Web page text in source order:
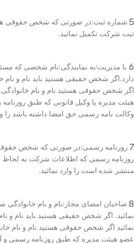
5 شماره ثبت:در صورتی که شخص حقوقی
ثبت شرکت تکمیل نمائید.
6 با مدیریت/به نمایندگی:نام شخصی که
دارد.اگر شخص حقیقی هستید باید نام و نام
اگر شخص حقوقی هستید نام و نام
هیئت مدیره یا وکیل قانونی که طبق
وکالت نامه رسمی حق امضا داشته باشد را
7 روزنامه رسمی:در صورتی که شخص
روزنامه رسمی که اطلاعات شرکت به لحاظ
منتشر شده است را وارد نمائید.
8 صاحبان امضای مجاز:نام و نام خانوادگی
نمائید. اگر شخص حقیقی هستید باید نام و
نمائید اگر شخص حقوقی هستید نام و نام
عضو هیئت مدیره که طبق روزنامه رسمی و